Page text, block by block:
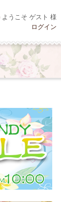
ようこそ ゲスト 様
ログイン